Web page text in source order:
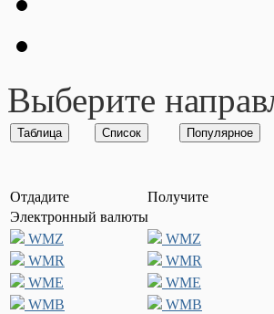
Выберите
Отдадите
Получите
Электронный валюты
WMZ
WMZ
WMR
WMR
WME
WME
WMB
WMB